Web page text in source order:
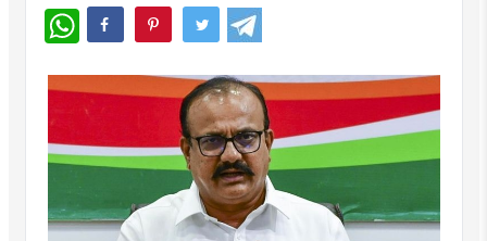
WhatsApp